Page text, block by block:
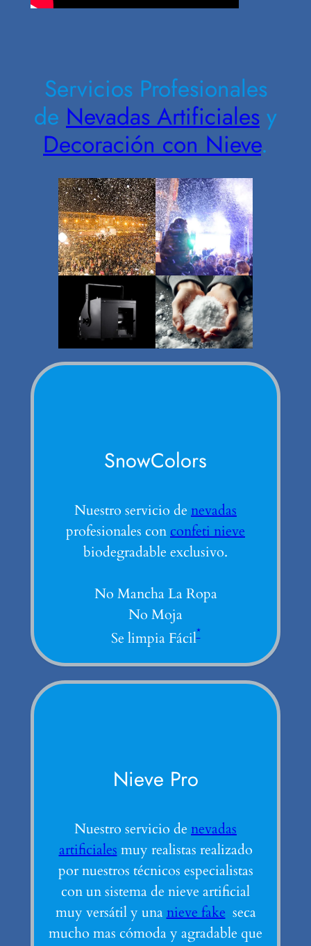
Servicios Profesionales
de Nevadas Artificiales y
Decoración con Nieve.
SnowColors
Nuestro servicio de nevadas
profesionales con confeti nieve
biodegradable exclusivo.
No Mancha La Ropa
No Moja
Se limpia Fácil*
Nieve Pro
Nuestro servicio de nevadas
artificiales muy realistas realizado
por nuestros técnicos especialistas
con un sistema de nieve artificial
muy versátil y una nieve fake seca
mucho mas cómoda y agradable que